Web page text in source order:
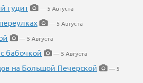
гудит
— 5 Августа
— 5 Августа
— 5 Августа
бабочкой
— 5 Августа
на Большой Печерской
— 5